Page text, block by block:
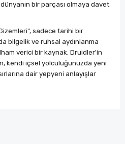
bir parçası olmaya davet
sadece tarihi bir
bilgelik ve ruhsal aydınlanma
verici bir kaynak. Druidler'in
kendi içsel yolculuğunuzda yeni
dair yepyeni anlayışlar